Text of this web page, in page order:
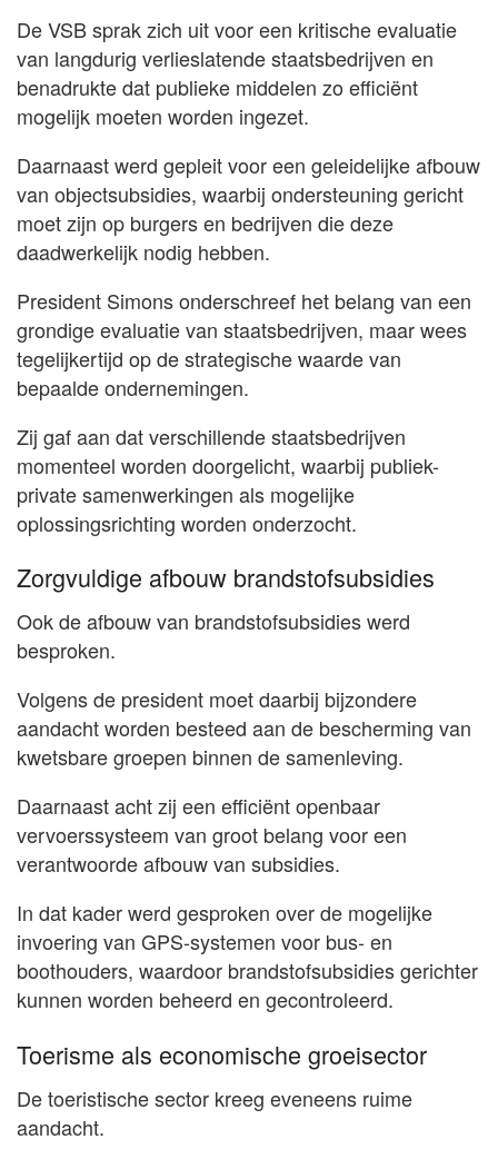
De VSB sprak zich uit voor een kritische evaluatie
van langdurig verlieslatende staatsbedrijven en
benadrukte dat publieke middelen zo efficiënt
mogelijk moeten worden ingezet.
Daarnaast werd gepleit voor een geleidelijke afbouw
van objectsubsidies, waarbij ondersteuning gericht
moet zijn op burgers en bedrijven die deze
daadwerkelijk nodig hebben.
President Simons onderschreef het belang van een
grondige evaluatie van staatsbedrijven, maar wees
tegelijkertijd op de strategische waarde van
bepaalde ondernemingen.
Zij gaf aan dat verschillende staatsbedrijven
momenteel worden doorgelicht, waarbij publiek-
private samenwerkingen als mogelijke
oplossingsrichting worden onderzocht.
Zorgvuldige afbouw brandstofsubsidies
Ook de afbouw van brandstofsubsidies werd
besproken.
Volgens de president moet daarbij bijzondere
aandacht worden besteed aan de bescherming van
kwetsbare groepen binnen de samenleving.
Daarnaast acht zij een efficiënt openbaar
vervoerssysteem van groot belang voor een
verantwoorde afbouw van subsidies.
In dat kader werd gesproken over de mogelijke
invoering van GPS-systemen voor bus- en
boothouders, waardoor brandstofsubsidies gerichter
kunnen worden beheerd en gecontroleerd.
Toerisme als economische groeisector
De toeristische sector kreeg eveneens ruime
aandacht.